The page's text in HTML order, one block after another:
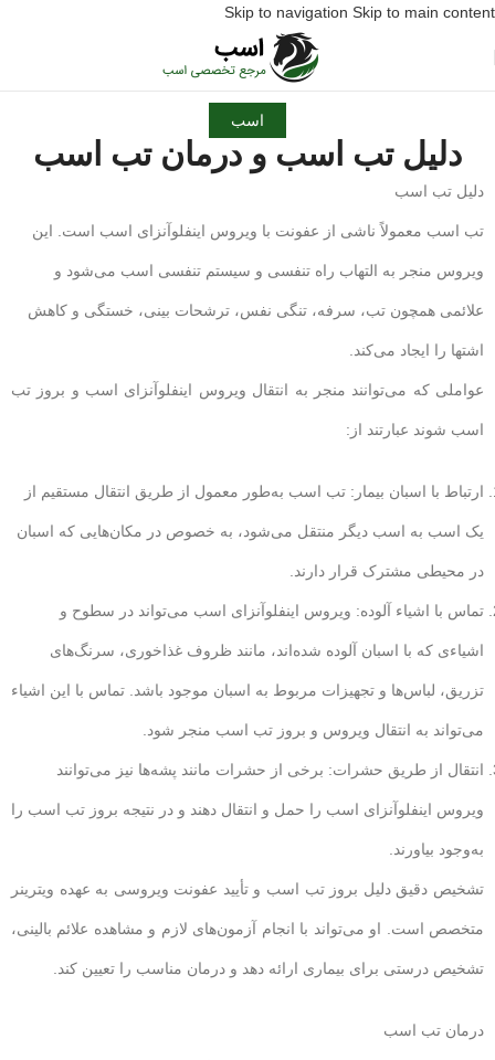
Skip to navigation Skip to main content
اسب
دلیل تب اسب و درمان تب اسب
دلیل تب اسب
تب اسب معمولاً ناشی از عفونت با ویروس اینفلوآنزای اسب است. این
ویروس منجر به التهاب راه تنفسی و سیستم تنفسی اسب می‌شود و
علائمی همچون تب، سرفه، تنگی نفس، ترشحات بینی، خستگی و کاهش
اشتها را ایجاد می‌کند.
عواملی که می‌توانند منجر به انتقال ویروس اینفلوآنزای اسب و بروز تب
اسب شوند عبارتند از:
ارتباط با اسبان بیمار: تب اسب به‌طور معمول از طریق انتقال مستقیم از
یک اسب به اسب دیگر منتقل می‌شود، به خصوص در مکان‌هایی که اسبان
در محیطی مشترک قرار دارند.
تماس با اشیاء آلوده: ویروس اینفلوآنزای اسب می‌تواند در سطوح و
اشیاءی که با اسبان آلوده شده‌اند، مانند ظروف غذاخوری، سرنگ‌های
تزریق، لباس‌ها و تجهیزات مربوط به اسبان موجود باشد. تماس با این اشیاء
می‌تواند به انتقال ویروس و بروز تب اسب منجر شود.
انتقال از طریق حشرات: برخی از حشرات مانند پشه‌ها نیز می‌توانند
ویروس اینفلوآنزای اسب را حمل و انتقال دهند و در نتیجه بروز تب اسب را
به‌وجود بیاورند.
تشخیص دقیق دلیل بروز تب اسب و تأیید عفونت ویروسی به عهده ویترینر
متخصص است. او می‌تواند با انجام آزمون‌های لازم و مشاهده علائم بالینی،
تشخیص درستی برای بیماری ارائه دهد و درمان مناسب را تعیین کند.
درمان تب اسب